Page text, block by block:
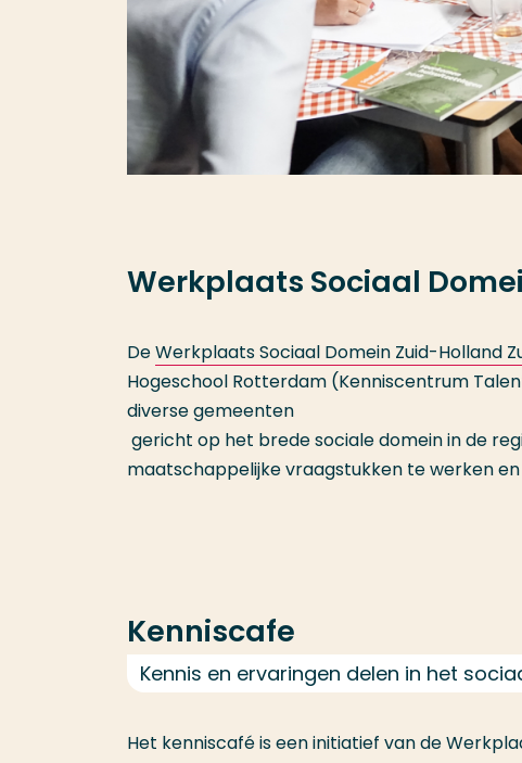
Werkplaats Sociaal
DeWerkplaats Sociaal Domein Zuid-Holland
Hogeschool Rotterdam (Kenniscentrum
diverse gemeenten
gericht op het brede sociale domein in de
maatschappelijke vraagstukken te werken
Kenniscafe
Kennis en ervaringen delen in het
Het kenniscafé is een initiatief van de